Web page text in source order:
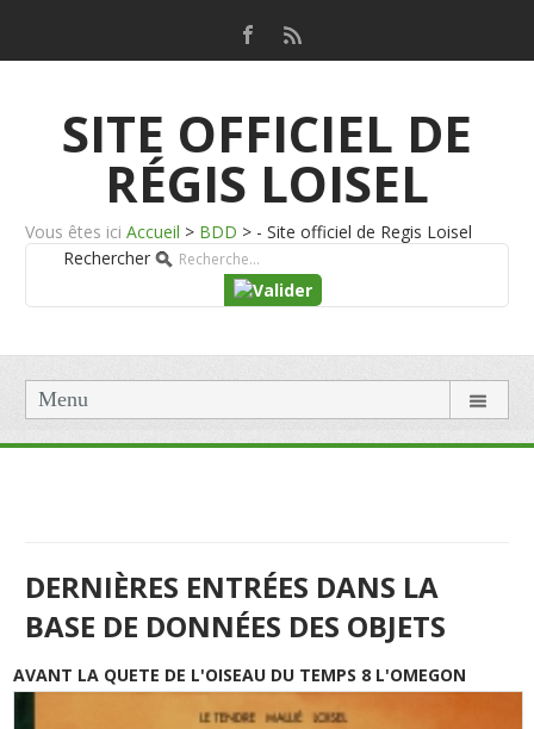
SITE OFFICIEL DE
RÉGIS LOISEL
Vous êtes ici Accueil > BDD > - Site officiel de Regis Loisel
Rechercher
Menu
DERNIÈRES ENTRÉES DANS LA
BASE DE DONNÉES DES OBJETS
AVANT LA QUETE DE L'OISEAU DU TEMPS 8 L'OMEGON